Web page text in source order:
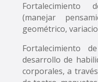
Fortalecimiento
(manejar
geométrico,
Fortalecimiento
desarrollo de
corporales, a